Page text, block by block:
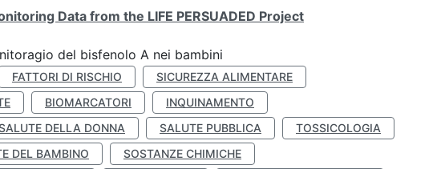
Data from the LIFE PERSUADED Project
del bisfenolo A nei bambini
FATTORI DI RISCHIO
SICUREZZA ALIMENTARE
BIOMARCATORI
INQUINAMENTO
DELLA DONNA SALUTE PUBBLICA
TOSSICOLOGIA
DEL BAMBINO
SOSTANZE CHIMICHE